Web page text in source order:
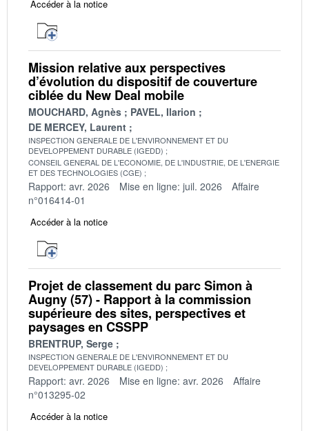
Accéder à la notice
Mission relative aux perspectives
d’évolution du dispositif de couverture
ciblée du New Deal mobile
MOUCHARD, Agnès
PAVEL, Ilarion
DE MERCEY, Laurent
INSPECTION GENERALE DE L'ENVIRONNEMENT ET DU
DEVELOPPEMENT DURABLE (IGEDD)
CONSEIL GENERAL DE L'ECONOMIE, DE L'INDUSTRIE, DE L'ENERGIE
ET DES TECHNOLOGIES (CGE)
Rapport: avr. 2026 Mise en ligne: juil. 2026
Affaire
n°016414-01
Accéder à la notice
Projet de classement du parc Simon à
Augny (57) - Rapport à la commission
supérieure des sites, perspectives et
paysages en CSSPP
BRENTRUP, Serge
INSPECTION GENERALE DE L'ENVIRONNEMENT ET DU
DEVELOPPEMENT DURABLE (IGEDD)
Rapport: avr. 2026 Mise en ligne: avr. 2026
Affaire
n°013295-02
Accéder à la notice